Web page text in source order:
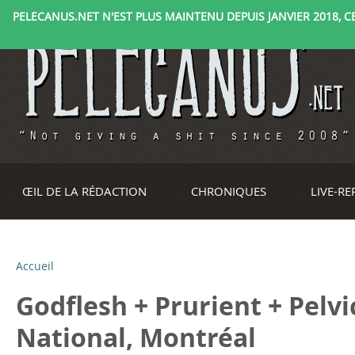
PELECANUS.NET N'EST PLUS MAINTENU DEPUIS JANVIER 2018,
ŒIL DE LA RÉDACTION CHRONIQUES LIVE-
V
o
u
Accueil
Godflesh + Prurient +
National, Montréal